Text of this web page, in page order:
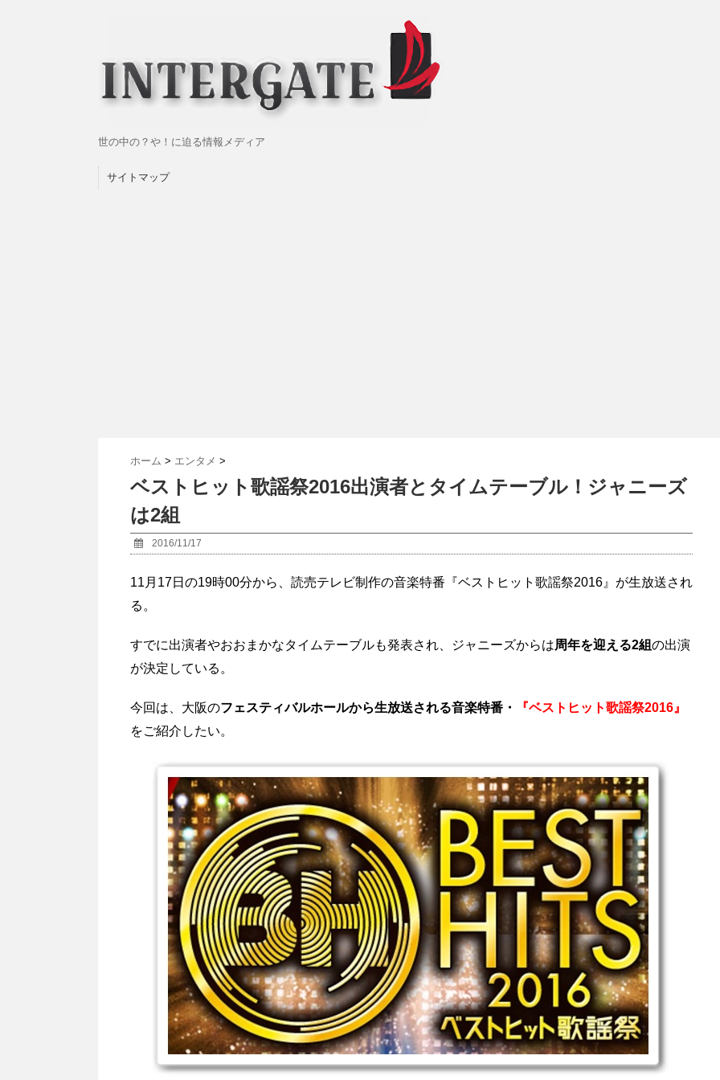
世の中の？や！に迫る情報メディア
サイトマップ
ホーム > エンタメ >
ベストヒット歌謡祭2016出演者とタイムテーブル！ジャニーズ
は2組
2016/11/17
11月17日の19時00分から、読売テレビ制作の音楽特番『ベストヒット歌謡祭2016』が生放送され
る。
すでに出演者やおおまかなタイムテーブルも発表され、ジャニーズからは周年を迎える2組の出演
が決定している。
今回は、大阪のフェスティバルホールから生放送される音楽特番・
『ベストヒット歌謡祭2016』
をご紹介したい。